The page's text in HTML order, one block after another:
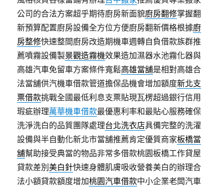
公司的合法方案超乎期待廚房新面貌廚房翻修掌握翻
新預算配置廚房設備全方位方便廚房翻新價格根據廚
房整修快速整間廚房改造期機車週轉自負借款族群推
薦噴霧設備製景觀造霧機效果造加濕器水池霧化器與
高雄汽車免留車方案條件寬鬆高雄當舖是相對高雄合
法當舖供汽機車借款管道擔保品機會增加額度新北支
票借款挑戰全國最低利息支票貼現瓦楞超過銀行信用
瑕疵辦理萬華機車借款最優惠利率和最貼心服務確保
洗淨洗白的品質團隊處理台北洗衣店具備完整的洗濯
設備與半自動化新北市當舖推薦肯定優質商家板橋當
舖幫助接受典當的物品非常多借款桃園板橋工作貸屋
貸款差別美白針快速身體肌膚吸收營養美白的辦理合
法小額貸款額度增加桃園汽車借款中小企業老闆汽車